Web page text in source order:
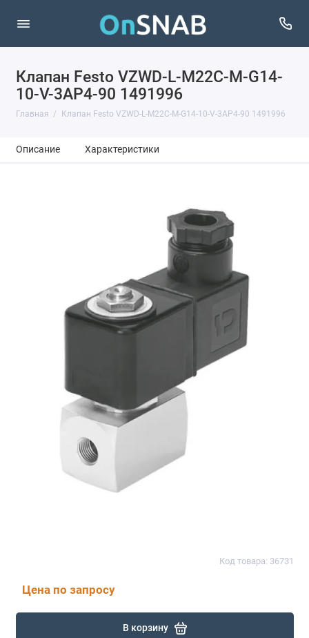
Клапан Festo VZWD-L-M22C-M-G14-
10-V-3AP4-90 1491996
Главная Клапан Festo VZWD-L-M22C-M-G14-10-V-3AP4-90 1491996
Описание Характеристики
Код товара: 36731
Цена по запросу
В корзину